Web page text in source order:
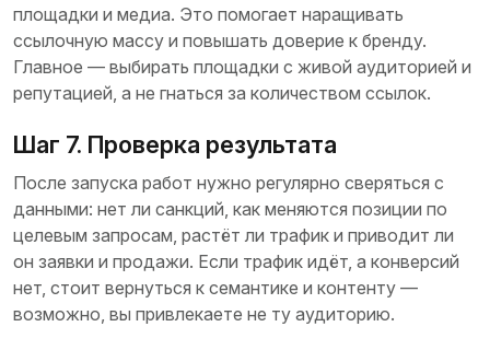
площадки и медиа. Это помогает наращивать
ссылочную массу и повышать доверие к бренду.
Главное — выбирать площадки с живой аудиторией и
репутацией, а не гнаться за количеством ссылок.
Шаг 7. Проверка результата
После запуска работ нужно регулярно сверяться с
данными: нет ли санкций, как меняются позиции по
целевым запросам, растёт ли трафик и приводит ли
он заявки и продажи. Если трафик идёт, а конверсий
нет, стоит вернутьcя к семантике и контенту —
возможно, вы привлекаете не ту аудиторию.